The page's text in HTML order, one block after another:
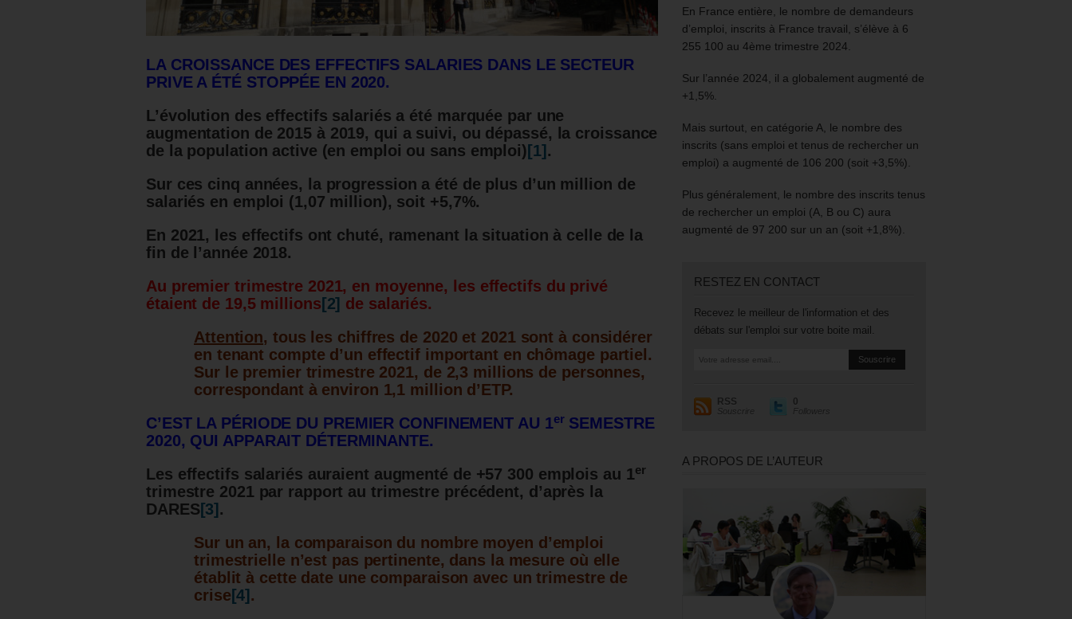
LA CROISSANCE DES EFFECTIFS SALARIES DANS LE SECTEUR
PRIVE A ÉTÉ STOPPÉE EN 2020.
L’évolution des effectifs salariés a été marquée par une
augmentation de 2015 à 2019, qui a suivi, ou dépassé, la croissance
de la population active (en emploi ou sans emploi) [1] .
Sur ces cinq années, la progression a été de plus d’un million de
salariés en emploi (1,07 million), soit +5,7%.
En 2021, les effectifs ont chuté, ramenant la situation à celle de la
fin de l’année 2018.
Au premier trimestre 2021, en moyenne, les effectifs du privé
étaient de 19,5 millions [2] de salariés.
Attention, tous les chiffres de 2020 et 2021 sont à considérer
en tenant compte d’un effectif important en chômage partiel.
Sur le premier trimestre 2021, de 2,3 millions de personnes,
correspondant à environ 1,1 million d’ETP.
C’EST LA PÉRIODE DU PREMIER CONFINEMENT AU 1erSEMESTRE
2020, QUI APPARAIT DÉTERMINANTE.
Les effectifs salariés auraient augmenté de +57 300 emplois au 1er
trimestre 2021 par rapport au trimestre précédent, d’après la
DARES [3] .
Sur un an, la comparaison du nombre moyen d’emploi
trimestrielle n’est pas pertinente, dans la mesure où elle
établit à cette date une comparaison avec un trimestre de
crise [4] .
En France entière, le nombre de demandeurs
d’emploi, inscrits à France travail, s’élève à 6
255 100 au 4ème trimestre 2024.
Sur l’année 2024, il a globalement augmenté de
+1,5%.
Mais surtout, en catégorie A, le nombre des
inscrits (sans emploi et tenus de rechercher un
emploi) a augmenté de 106 200 (soit +3,5%).
Plus généralement, le nombre des inscrits tenus
de rechercher un emploi (A, B ou C) aura
augmenté de 97 200 sur un an (soit +1,8%).
RESTEZ EN CONTACT
Recevez le meilleur de l'information et des
débats sur l'emploi sur votre boite mail.
RSS
Souscrire
0
Followers
A PROPOS DE L’AUTEUR